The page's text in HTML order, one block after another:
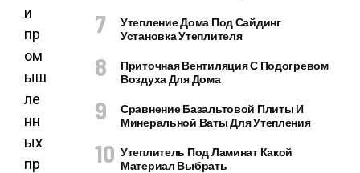
и
пр
ом
ыш
ле
нн
ых
пр
Утепление Дома Под Сайдинг
Установка Утеплителя
Приточная Вентиляция С Подогревом
Воздуха Для Дома
Сравнение Базальтовой Плиты И
Минеральной Ваты Для Утепления
Утеплитель Под Ламинат Какой
Материал Выбрать